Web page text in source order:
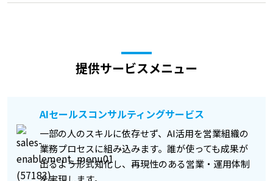
提供サービスメニュー
AIセールスコンサルティングサービス
一部の人のスキルに依存せず、AI活用を営業組織の
業務プロセスに組み込みます。誰が使っても成果が
出るよう形式知化し、再現性のある営業・運用体制